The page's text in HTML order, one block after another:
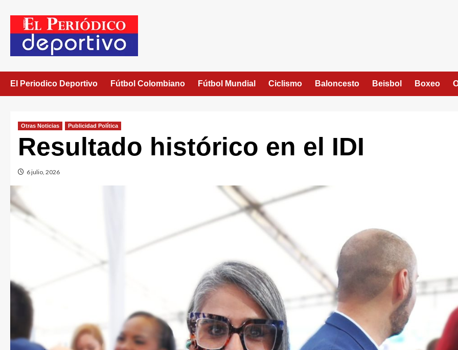
El Periodico Deportivo Fútbol Colombiano Fútbol Mundial Ciclismo Baloncesto Beisbol Boxeo
Otras Noticias Publicidad Política
Resultado histórico en el IDI
6 julio, 2026